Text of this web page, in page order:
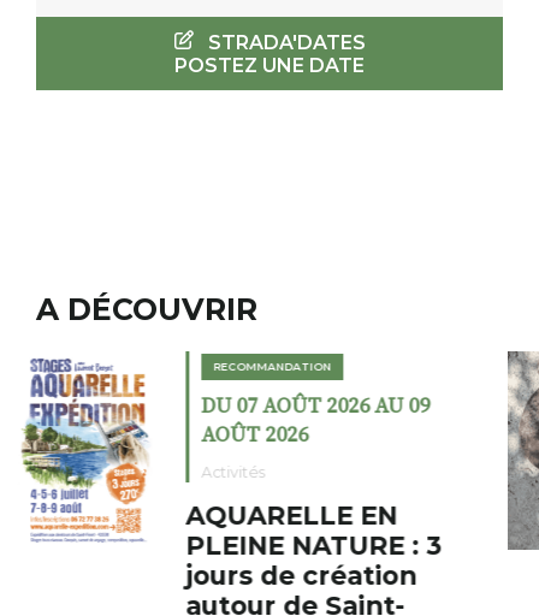
STRADA'DATES
POSTEZ UNE DATE
A DÉCOUVRIR
RECOMMANDATION
DU 02 AOÛT 2026 AU 23
AOÛT 2026
Expositions
Cochon charbon au
fumoir
Le Fumoir est une sorte de